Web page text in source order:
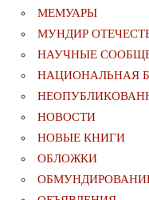
МЕМУАРЫ
МУНДИР
НАУЧНЫЕ
НАЦИОНАЛЬНАЯ
НОВОСТИ
НОВЫЕ КНИГИ
ОБЛОЖКИ